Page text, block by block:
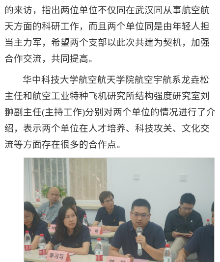
的来访，指出两位单位不仅同在武汉同从事航空航
天方面的科研工作，而且两个单位同是由年轻人担
当主力军，希望两个支部以此次共建为契机，加强
合作交流，共同提高。
华中科技大学航空航天学院航空宇航系龙垚松
主任和航空工业特种飞机研究所结构强度研究室刘
翀副主任(主持工作)分别对两个单位的情况进行了介
绍，表示两个单位在人才培养、科技攻关、文化交
流等方面存在很多的合作点。